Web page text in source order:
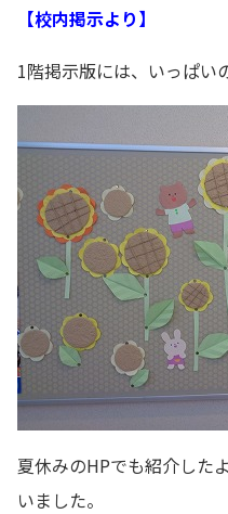
【校内掲示より】
1階掲示版には、いっぱい
夏休みのHPでも紹介した
いました。